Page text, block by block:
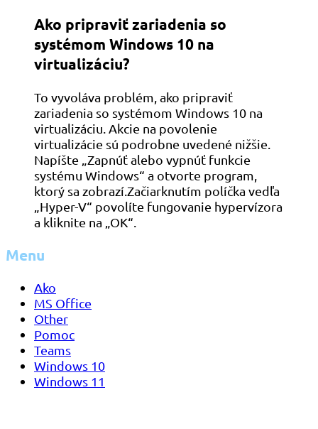
Ako pripraviť zariadenia so
systémom Windows 10 na
virtualizáciu?
To vyvoláva problém, ako pripraviť
zariadenia so systémom Windows 10 na
virtualizáciu. Akcie na povolenie
virtualizácie sú podrobne uvedené nižšie.
Napíšte „Zapnúť alebo vypnúť funkcie
systému Windows“ a otvorte program,
ktorý sa zobrazí.Začiarknutím políčka vedľa
„Hyper-V“ povolíte fungovanie hypervízora
a kliknite na „OK“.
Menu
Ako
MS Office
Other
Pomoc
Teams
Windows 10
Windows 11